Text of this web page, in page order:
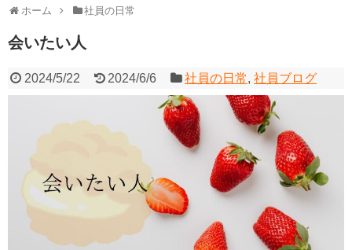
ホーム 社員の日常
会いたい人
2024/5/22 2024/6/6 社員の日常,社員ブログ